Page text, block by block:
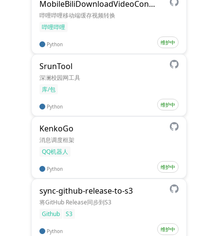
维护中
MobileBiliDownloadVideoConvert
哔哩哔哩移动端缓存视频转换
哔哩哔哩
Python
维护中
SrunTool
深澜校园网工具
库/包
Python
维护中
KenkoGo
消息调度框架
QQ机器人
Python
维护中
sync-github-release-to-s3
将GitHub Release同步到S3
Github
S3
Python